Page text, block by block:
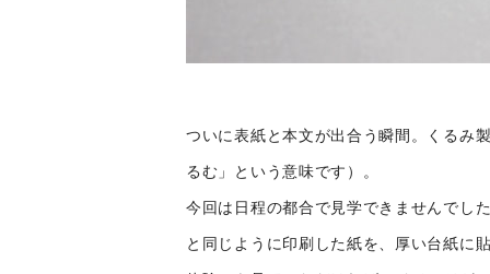
ついに表紙と本文が出合う瞬間。くるみ
るむ」という意味です）。
今回は日程の都合で見学できませんでし
と同じように印刷した紙を、厚い台紙に